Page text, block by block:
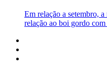
Em relação a setembro,
relação ao boi gordo